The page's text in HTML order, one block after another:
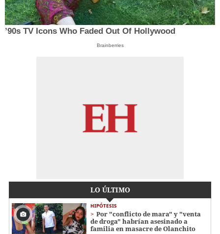
’90s TV Icons Who Faded Out Of Hollywood
Brainberries
LO ÚLTIMO
HIPÓTESIS
Por "conflicto de mara" y "venta
de droga" habrían asesinado a
familia en masacre de Olanchito